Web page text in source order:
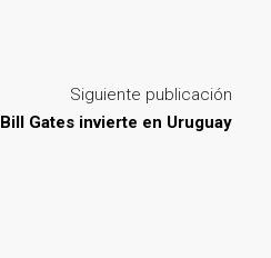
Siguiente publicación
Bill Gates invierte en Uruguay